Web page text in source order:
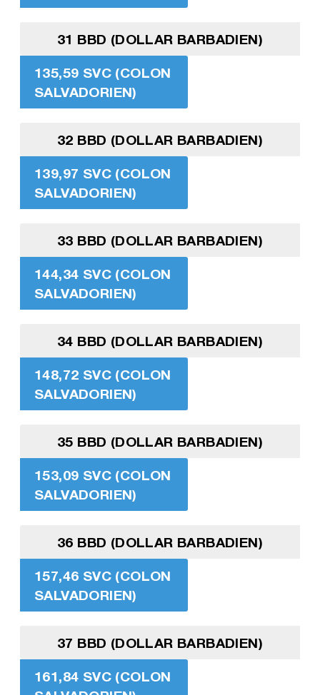
31 BBD (DOLLAR BARBADIEN)
135,59 SVC (COLON
SALVADORIEN)
32 BBD (DOLLAR BARBADIEN)
139,97 SVC (COLON
SALVADORIEN)
33 BBD (DOLLAR BARBADIEN)
144,34 SVC (COLON
SALVADORIEN)
34 BBD (DOLLAR BARBADIEN)
148,72 SVC (COLON
SALVADORIEN)
35 BBD (DOLLAR BARBADIEN)
153,09 SVC (COLON
SALVADORIEN)
36 BBD (DOLLAR BARBADIEN)
157,46 SVC (COLON
SALVADORIEN)
37 BBD (DOLLAR BARBADIEN)
161,84 SVC (COLON